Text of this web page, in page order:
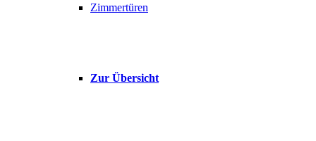
Zimmertüren
Zur Übersicht